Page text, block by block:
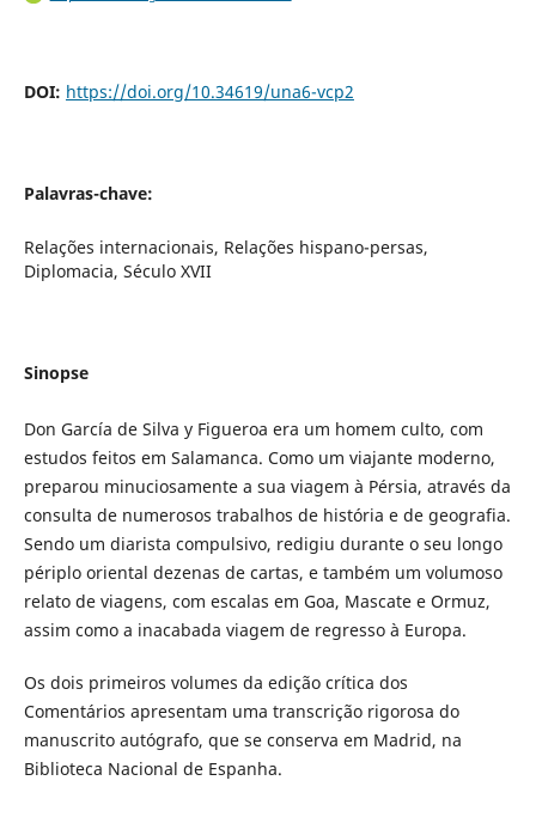
DOI: https://doi.org/10.34619/una6-vcp2
Palavras-chave:
Relações internacionais, Relações hispano-persas,
Diplomacia, Século XVII
Sinopse
Don García de Silva y Figueroa era um homem culto, com
estudos feitos em Salamanca. Como um viajante moderno,
preparou minuciosamente a sua viagem à Pérsia, através da
consulta de numerosos trabalhos de história e de geografia.
Sendo um diarista compulsivo, redigiu durante o seu longo
périplo oriental dezenas de cartas, e também um volumoso
relato de viagens, com escalas em Goa, Mascate e Ormuz,
assim como a inacabada viagem de regresso à Europa.
Os dois primeiros volumes da edição crítica dos
Comentários apresentam uma transcrição rigorosa do
manuscrito autógrafo, que se conserva em Madrid, na
Biblioteca Nacional de Espanha.